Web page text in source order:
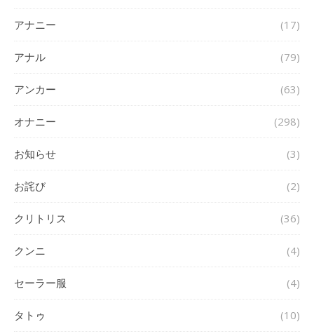
アナニー (17)
アナル (79)
アンカー (63)
オナニー (298)
お知らせ (3)
お詫び (2)
クリトリス (36)
クンニ (4)
セーラー服 (4)
タトゥ (10)